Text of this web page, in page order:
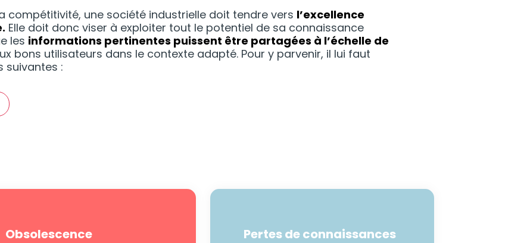
compétitivité, une société industrielle doit tendre vers l’excellence
Elle doit donc viser à exploiter tout le potentiel de sa connaissance
les informations pertinentes puissent être partagées à l’échelle de
bons utilisateurs dans le contexte adapté. Pour y parvenir, il lui faut
suivantes :
Obsolescence Pertes de connaissances